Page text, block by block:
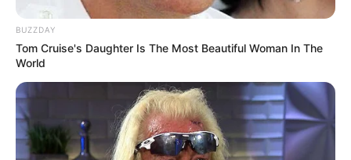
BUZZDAY
Tom Cruise's Daughter Is The Most Beautiful Woman In The
World